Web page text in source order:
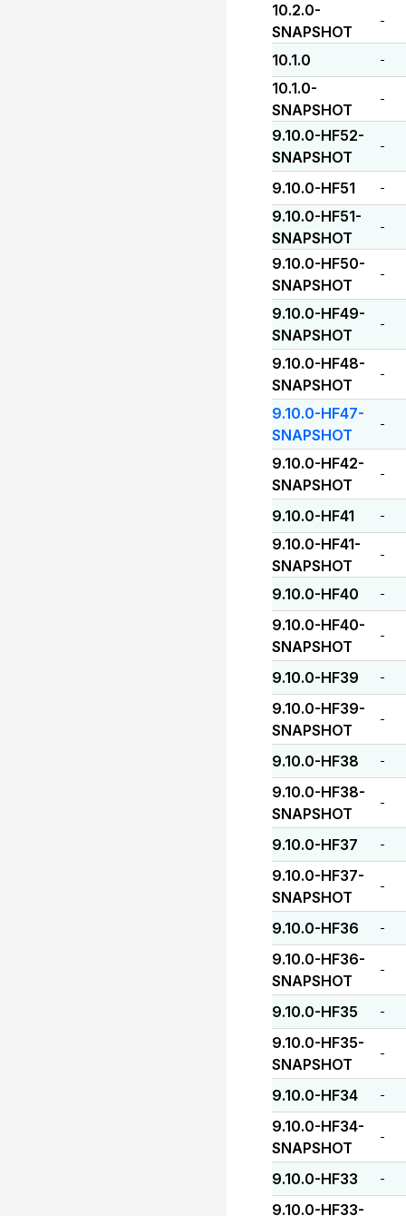
10.2.0-
SNAPSHOT
-
10.1.0 -
10.1.0-
SNAPSHOT
-
9.10.0-HF52-
SNAPSHOT
-
9.10.0-HF51 -
9.10.0-HF51-
SNAPSHOT
-
9.10.0-HF50-
SNAPSHOT
-
9.10.0-HF49-
SNAPSHOT
-
9.10.0-HF48-
SNAPSHOT
-
9.10.0-HF47-
SNAPSHOT
-
9.10.0-HF42-
SNAPSHOT
-
9.10.0-HF41 -
9.10.0-HF41-
SNAPSHOT
-
9.10.0-HF40 -
9.10.0-HF40-
SNAPSHOT
-
9.10.0-HF39 -
9.10.0-HF39-
SNAPSHOT
-
9.10.0-HF38 -
9.10.0-HF38-
SNAPSHOT
-
9.10.0-HF37 -
9.10.0-HF37-
SNAPSHOT
-
9.10.0-HF36 -
9.10.0-HF36-
SNAPSHOT
-
9.10.0-HF35 -
9.10.0-HF35-
SNAPSHOT
-
9.10.0-HF34 -
9.10.0-HF34-
SNAPSHOT
-
9.10.0-HF33 -
9.10.0-HF33-